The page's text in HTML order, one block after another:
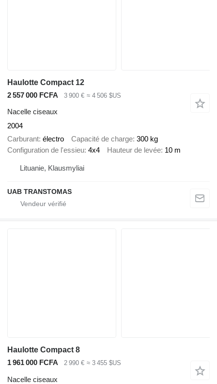
Haulotte Compact 12
2 557 000 FCFA
3 900 € ≈ 4 506 $US
Nacelle ciseaux
2004
Carburant électro Capacité de charge 300 kg
Configuration de l'essieu 4x4 Hauteur de levée 10 m
Lituanie, Klausmyliai
UAB TRANSTOMAS
Haulotte Compact 8
1 961 000 FCFA
2 990 € ≈ 3 455 $US
Nacelle ciseaux